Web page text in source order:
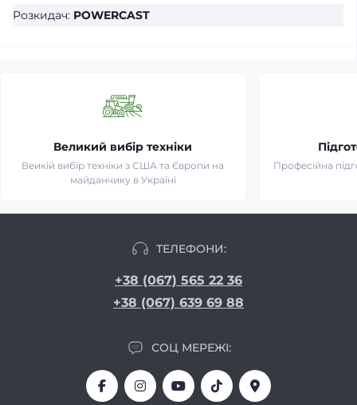
Розкидач: POWERCAST
Великий вибір техніки
Веикій вибір техніки з США та Європи на
майданчику в Україні
Професійна
ТЕЛЕФОНИ:
+38 (067) 565 22 36
+38 (067) 639 69 88
СОЦ МЕРЕЖІ: